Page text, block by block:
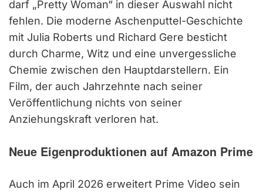
darf „Pretty Woman“ in dieser Auswahl nicht
fehlen. Die moderne Aschenputtel-Geschichte
mit Julia Roberts und Richard Gere besticht
durch Charme, Witz und eine unvergessliche
Chemie zwischen den Hauptdarstellern. Ein
Film, der auch Jahrzehnte nach seiner
Veröffentlichung nichts von seiner
Anziehungskraft verloren hat.
Neue Eigenproduktionen auf Amazon Prime
Auch im April 2026 erweitert Prime Video sein